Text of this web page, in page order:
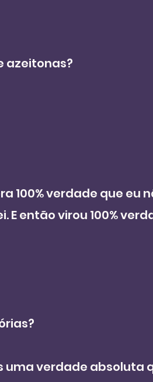
azeitonas?
100% verdade que eu
então virou 100%
uma verdade absoluta